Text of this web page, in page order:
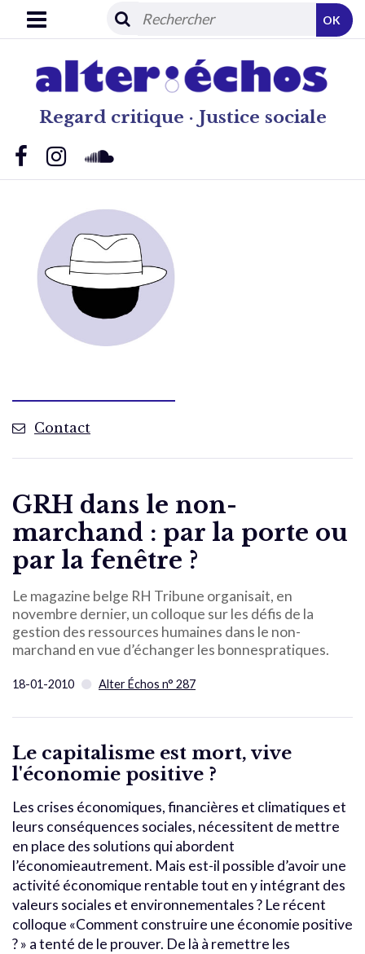
Regard critique · Justice sociale
OK
Contact
GRH dans le non-
marchand : par la porte ou
par la fenêtre ?
Le magazine belge RH Tribune organisait, en
novembre dernier, un colloque sur les défis de la
gestion des ressources humaines dans le non-
marchand en vue d’échanger les bonnespratiques.
18-01-2010 Alter Échos n° 287
Le capitalisme est mort, vive
l'économie positive ?
Les crises économiques, financières et climatiques et
leurs conséquences sociales, nécessitent de mettre
en place des solutions qui abordent
l’économieautrement. Mais est-il possible d’avoir une
activité économique rentable tout en y intégrant des
valeurs sociales et environnementales ? Le récent
colloque «Comment construire une économie positive
? » a tenté de le prouver. De là à remettre les